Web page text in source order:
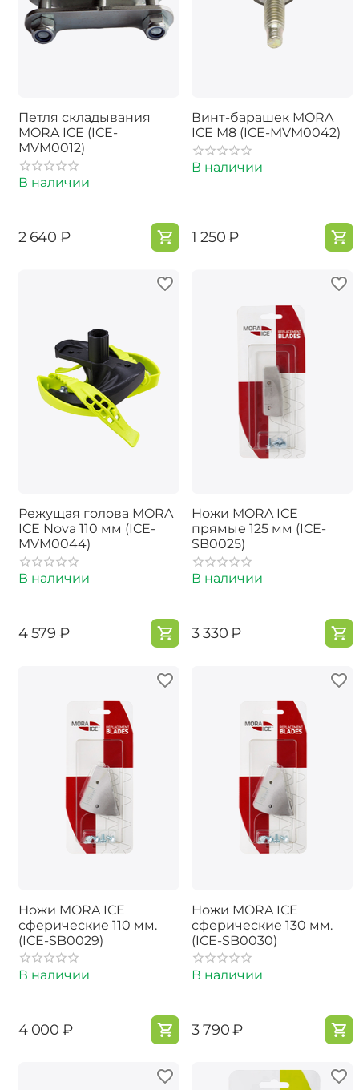
Петля складывания
MORA ICE (ICE-
MVM0012)
В наличии
‍2 640‍ ₽
Винт-барашек MORA
ICE М8 (ICE-MVM0042)
В наличии
‍1 250‍₽
Режущая голова MORA
ICE Nova 110 мм (ICE-
MVM0044)
В наличии
‍4 579‍ ₽
Ножи MORA ICE
прямые 125 мм (ICE-
SB0025)
В наличии
‍3 330‍₽
Ножи MORA ICE
сферические 110 мм.
(ICE-SB0029)
В наличии
‍4 000‍ ₽
Ножи MORA ICE
сферические 130 мм.
(ICE-SB0030)
В наличии
‍3 790‍₽